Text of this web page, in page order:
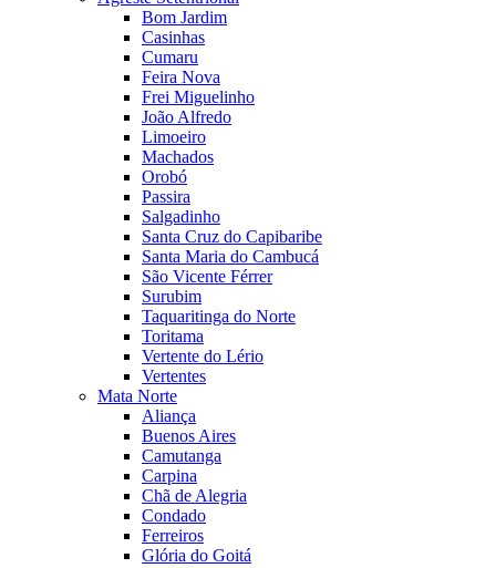
Bom Jardim
Casinhas
Cumaru
Feira Nova
Frei Miguelinho
João Alfredo
Limoeiro
Machados
Orobó
Passira
Salgadinho
Santa Cruz do Capibaribe
Santa Maria do Cambucá
São Vicente Férrer
Surubim
Taquaritinga do Norte
Toritama
Vertente do Lério
Vertentes
Mata Norte
Aliança
Buenos Aires
Camutanga
Carpina
Chã de Alegria
Condado
Ferreiros
Glória do Goitá